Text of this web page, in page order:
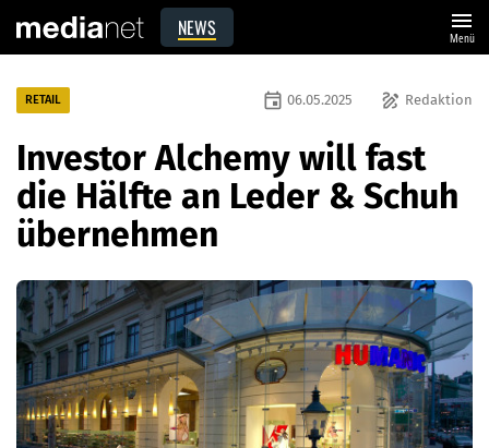
NEWS menu
Menü
RETAIL draw Redaktion
event 06.05.2025
Investor Alchemy will fast
die Hälfte an Leder & Schuh
übernehmen